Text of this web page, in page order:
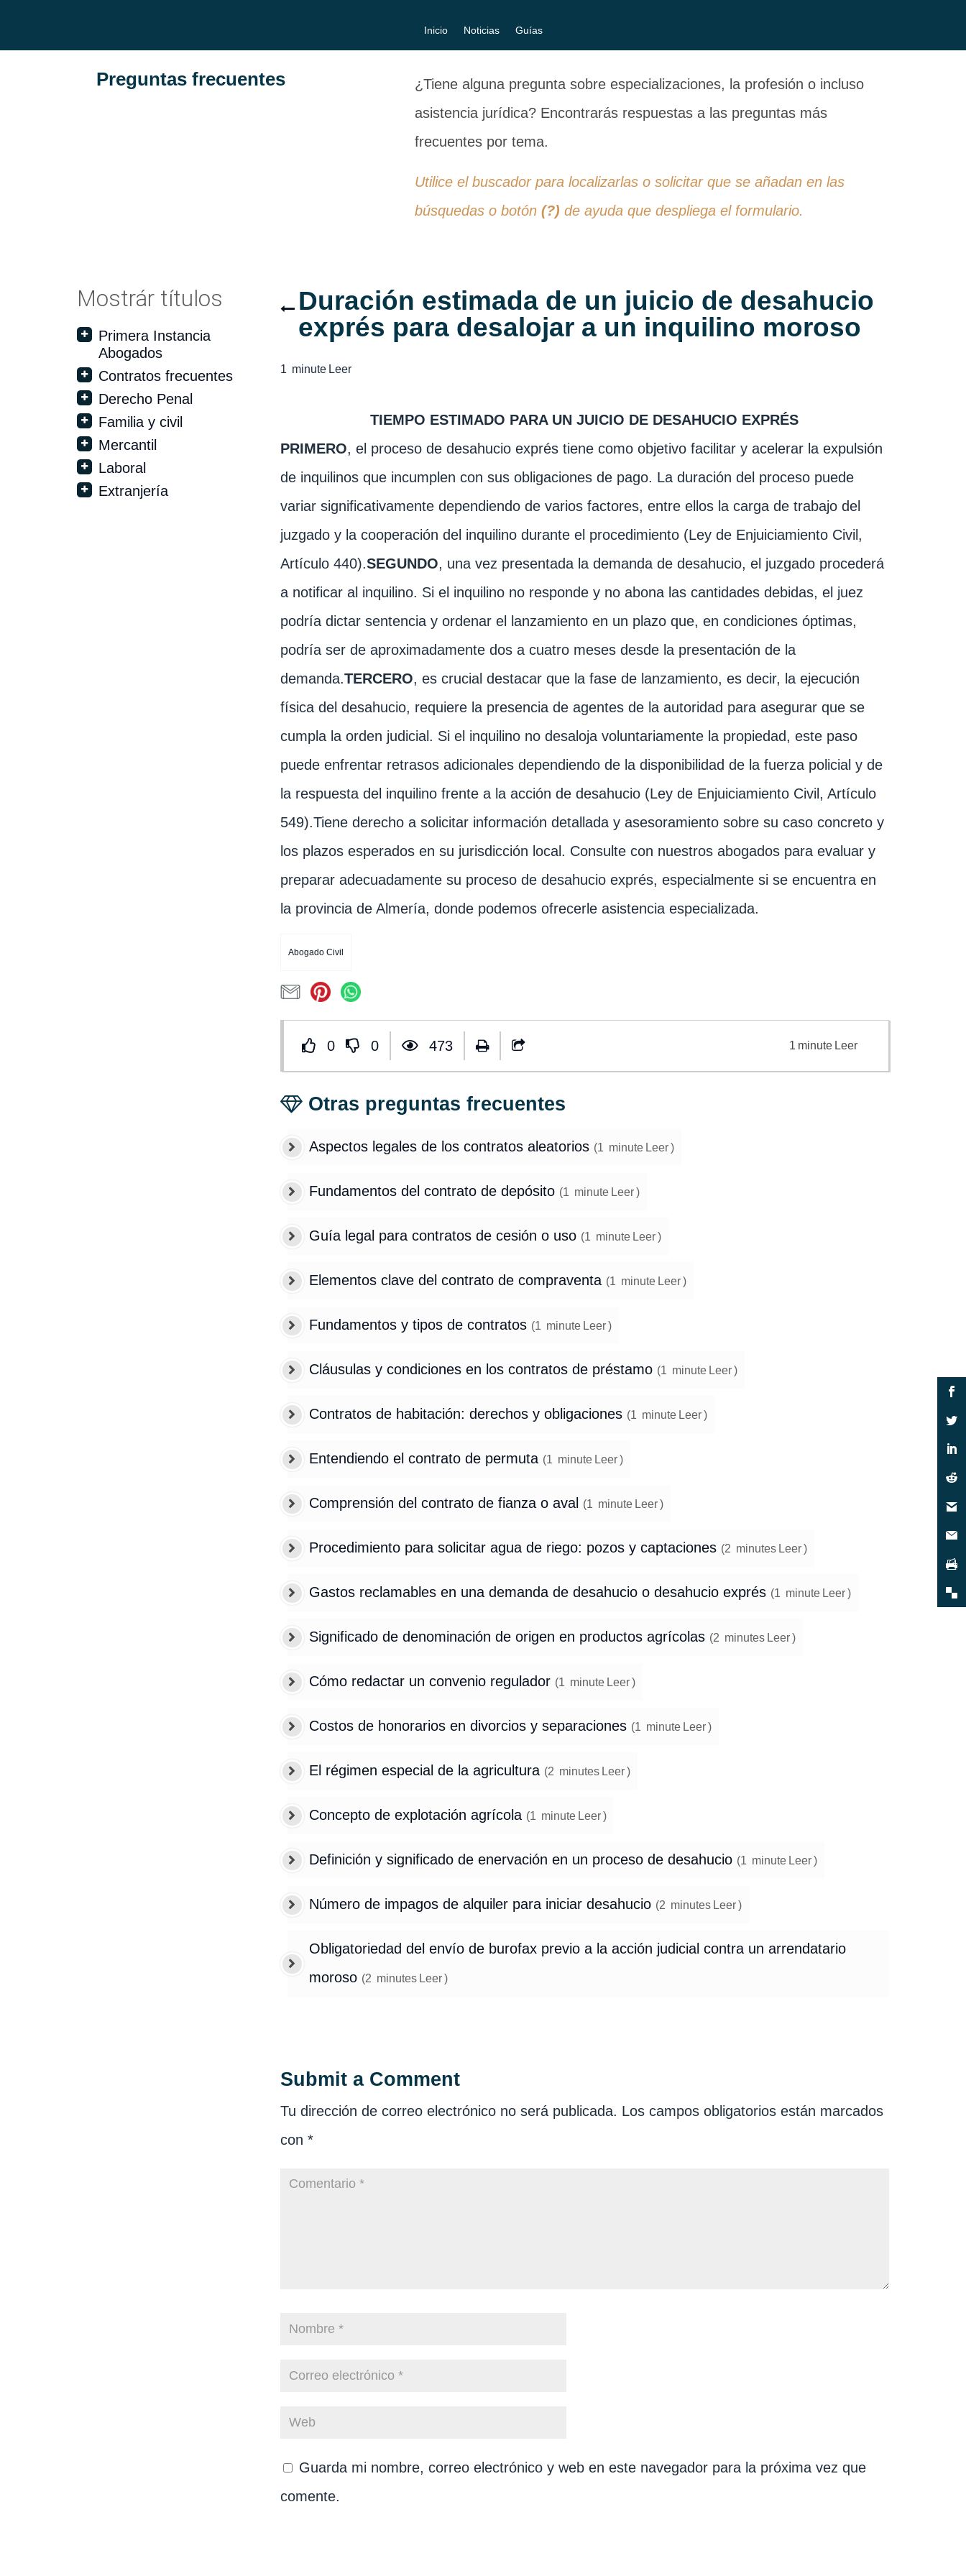
Inicio Noticias Guías
Preguntas frecuentes
¿Tiene alguna pregunta sobre especializaciones, la profesión o incluso
asistencia jurídica? Encontrarás respuestas a las preguntas más
frecuentes por tema.
Utilice el buscador para localizarlas o solicitar que se añadan en las
búsquedas o botón(?) de ayuda que despliega el formulario.
Mostrár títulos
Primera Instancia
Abogados
Contratos frecuentes
Derecho Penal
Familia y civil
Mercantil
Laboral
Extranjería
Duración estimada de un juicio de desahucio
exprés para desalojar a un inquilino moroso
1 minute Leer
TIEMPO ESTIMADO PARA UN JUICIO DE DESAHUCIO EXPRÉS
PRIMERO, el proceso de desahucio exprés tiene como objetivo facilitar y acelerar la expulsión
de inquilinos que incumplen con sus obligaciones de pago. La duración del proceso puede
variar significativamente dependiendo de varios factores, entre ellos la carga de trabajo del
juzgado y la cooperación del inquilino durante el procedimiento (Ley de Enjuiciamiento Civil,
Artículo 440).SEGUNDO, una vez presentada la demanda de desahucio, el juzgado procederá
a notificar al inquilino. Si el inquilino no responde y no abona las cantidades debidas, el juez
podría dictar sentencia y ordenar el lanzamiento en un plazo que, en condiciones óptimas,
podría ser de aproximadamente dos a cuatro meses desde la presentación de la
demanda.TERCERO, es crucial destacar que la fase de lanzamiento, es decir, la ejecución
física del desahucio, requiere la presencia de agentes de la autoridad para asegurar que se
cumpla la orden judicial. Si el inquilino no desaloja voluntariamente la propiedad, este paso
puede enfrentar retrasos adicionales dependiendo de la disponibilidad de la fuerza policial y de
la respuesta del inquilino frente a la acción de desahucio (Ley de Enjuiciamiento Civil, Artículo
549).Tiene derecho a solicitar información detallada y asesoramiento sobre su caso concreto y
los plazos esperados en su jurisdicción local. Consulte con nuestros abogados para evaluar y
preparar adecuadamente su proceso de desahucio exprés, especialmente si se encuentra en
la provincia de Almería, donde podemos ofrecerle asistencia especializada.
Abogado Civil
0 0 473 1 minute Leer
Otras preguntas frecuentes
Aspectos legales de los contratos aleatorios (1 minute Leer )
Fundamentos del contrato de depósito (1 minute Leer )
Guía legal para contratos de cesión o uso (1 minute Leer )
Elementos clave del contrato de compraventa (1 minute Leer )
Fundamentos y tipos de contratos (1 minute Leer )
Cláusulas y condiciones en los contratos de préstamo (1 minute Leer )
Contratos de habitación: derechos y obligaciones (1 minute Leer )
Entendiendo el contrato de permuta (1 minute Leer )
Comprensión del contrato de fianza o aval (1 minute Leer )
Procedimiento para solicitar agua de riego: pozos y captaciones (2 minutes Leer )
Gastos reclamables en una demanda de desahucio o desahucio exprés (1 minute Leer )
Significado de denominación de origen en productos agrícolas (2 minutes Leer )
Cómo redactar un convenio regulador (1 minute Leer )
Costos de honorarios en divorcios y separaciones (1 minute Leer )
El régimen especial de la agricultura (2 minutes Leer )
Concepto de explotación agrícola (1 minute Leer )
Definición y significado de enervación en un proceso de desahucio (1 minute Leer )
Número de impagos de alquiler para iniciar desahucio (2 minutes Leer )
Obligatoriedad del envío de burofax previo a la acción judicial contra un arrendatario
moroso (2 minutes Leer )
Submit a Comment
Tu dirección de correo electrónico no será publicada. Los campos obligatorios están marcados
con *
Guarda mi nombre, correo electrónico y web en este navegador para la próxima vez que
comente.